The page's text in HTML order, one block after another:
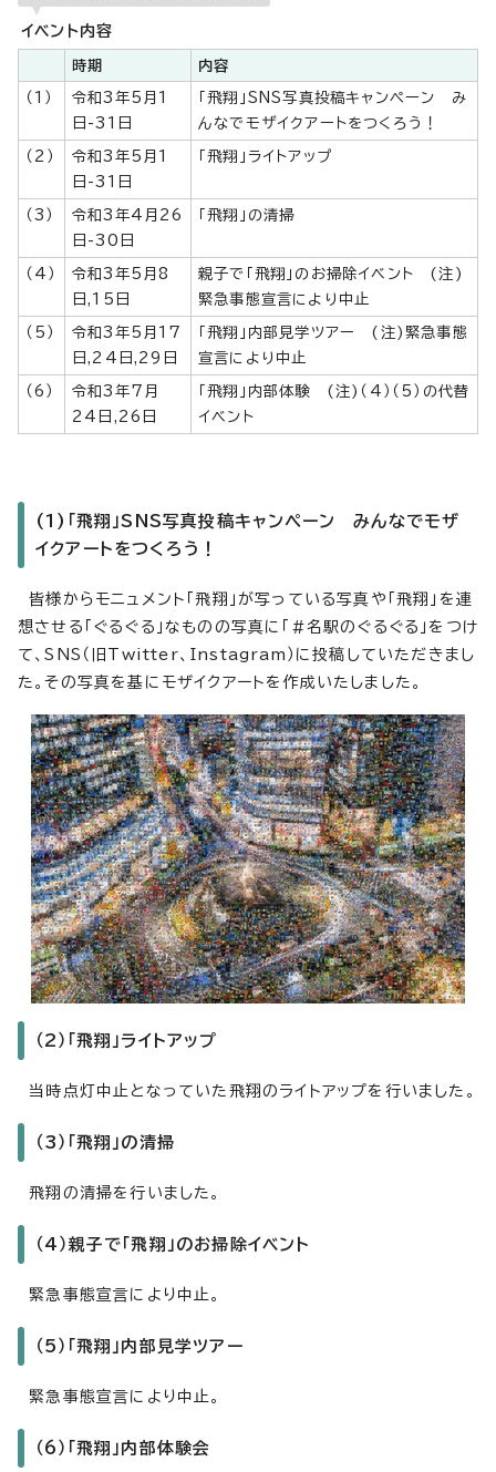
イベント内容
時期 内容
（1）
令和3年5月1
日-31日
「飛翔」SNS写真投稿キャンペーン み
んなでモザイクアートをつくろう！
（2）
令和3年5月1
日-31日
「飛翔」ライトアップ
（3）
令和3年4月26
日-30日
「飛翔」の清掃
（4）
令和3年5月8
日,15日
親子で「飛翔」のお掃除イベント (注)
緊急事態宣言により中止
（5）
令和3年5月17
日,24日,29日
「飛翔」内部見学ツアー (注)緊急事態
宣言により中止
（6）
令和3年7月
24日,26日
「飛翔」内部体験 (注)（4）（5）の代替
イベント
(1)「飛翔」SNS写真投稿キャンペーン みんなでモザ
イクアートをつくろう！
皆様からモニュメント「飛翔」が写っている写真や「飛翔」を連
想させる「ぐるぐる」なものの写真に「#名駅のぐるぐる」をつけ
て、SNS（旧Twitter、Instagram）に投稿していただきまし
た。その写真を基にモザイクアートを作成いたしました。
（2）「飛翔」ライトアップ
当時点灯中止となっていた飛翔のライトアップを行いました。
（3）「飛翔」の清掃
飛翔の清掃を行いました。
（4）親子で「飛翔」のお掃除イベント
緊急事態宣言により中止。
（5）「飛翔」内部見学ツアー
緊急事態宣言により中止。
（6）「飛翔」内部体験会